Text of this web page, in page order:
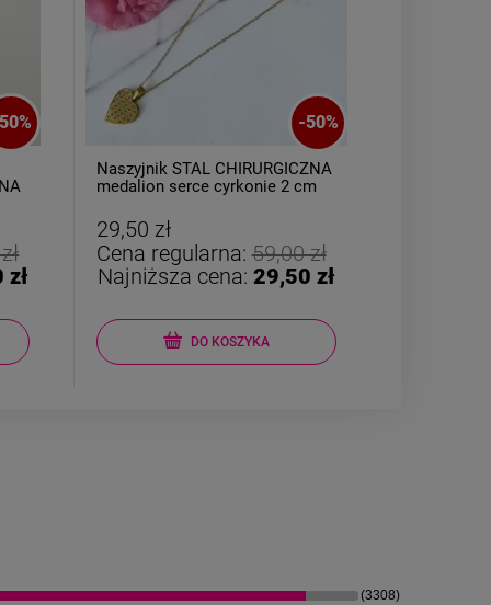
50%
zł
-50%
Naszyjnik STAL CHIRURGICZNA
medalion serce cyrkonie 2 cm
29,50 zł
Cena regularna:59,00 zł
Najniższa cena:29,50 zł
DO KOSZYKA
(3308)